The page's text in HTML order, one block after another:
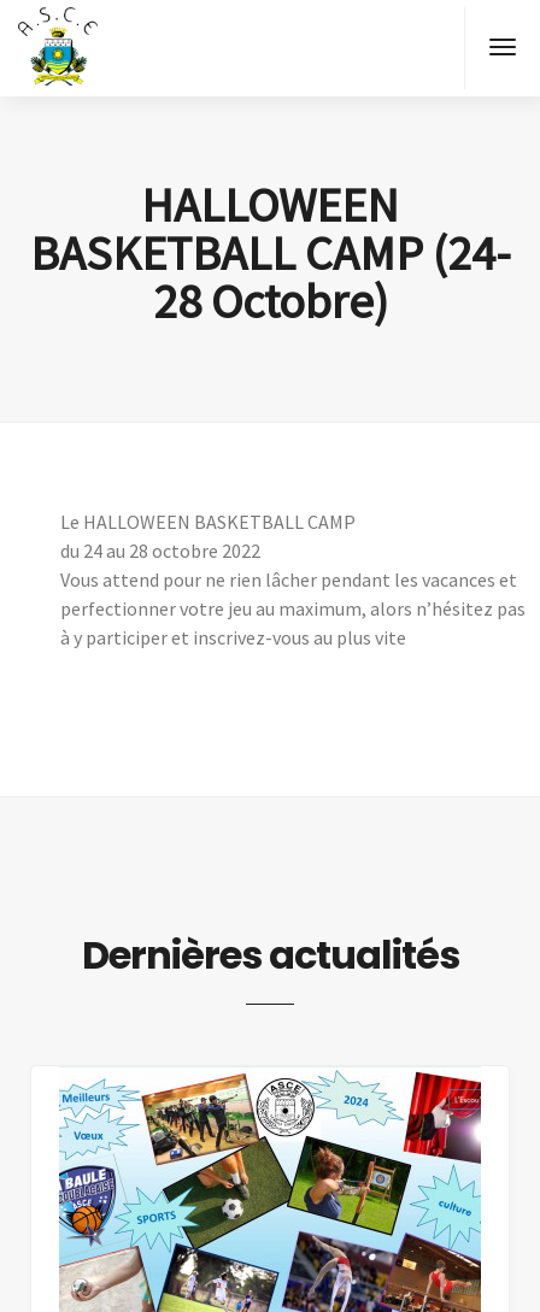
HALLOWEEN
BASKETBALL CAMP (24-
28 Octobre)
Le HALLOWEEN BASKETBALL CAMP
du 24 au 28 octobre 2022
Vous attend pour ne rien lâcher pendant les vacances et
perfectionner votre jeu au maximum, alors n’hésitez pas
à y participer et inscrivez-vous au plus vite
Dernières actualités